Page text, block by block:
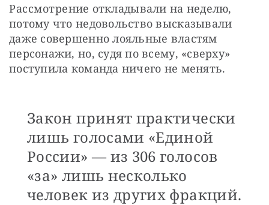
Рассмотрение откладывали на неделю,
потому что недовольство высказывали
даже совершенно лояльные властям
персонажи, но, судя по всему, «сверху»
поступила команда ничего не менять.
Закон принят практически
лишь голосами «Единой
России» — из 306 голосов
«за» лишь несколько
человек из других фракций.